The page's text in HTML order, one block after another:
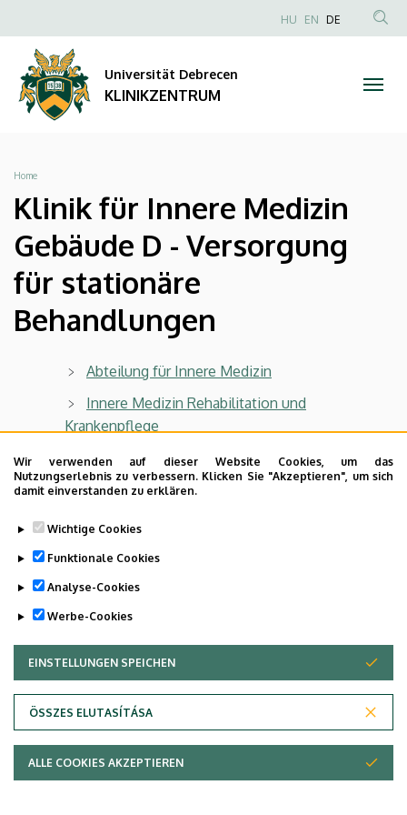
Wir verwenden auf dieser Website Cookies, um das
Nutzungserlebnis zu verbessern. Klicken Sie "Akzeptieren", um sich
damit einverstanden zu erklären.
Wichtige Cookies
Funktionale Cookies
Analyse-Cookies
Werbe-Cookies
EINSTELLUNGEN SPEICHEN
ÖSSZES ELUTASÍTÁSA
ZUSTIMMUNG ZURÜCKZIEHEN
ALLE COOKIES AKZEPTIEREN
für
Innere
Medizin
Gebäude
D
Versorgung
für
Behandlungen
|
KLINIKZENTRUM
zum
Inhalt
Anonim
HU EN DE
Universität Debrecen
KLINIKZENTRUM
Breadcrumb
Home
Klinik für Innere Medizin
Gebäude D - Versorgung
für stationäre
Behandlungen
Abteilung für Innere Medizin
Innere Medizin Rehabilitation und
Krankenpflege
Last update: 2023. 07. 25. 15:24
Adatvédelem
Copyright © 2026 Unideb